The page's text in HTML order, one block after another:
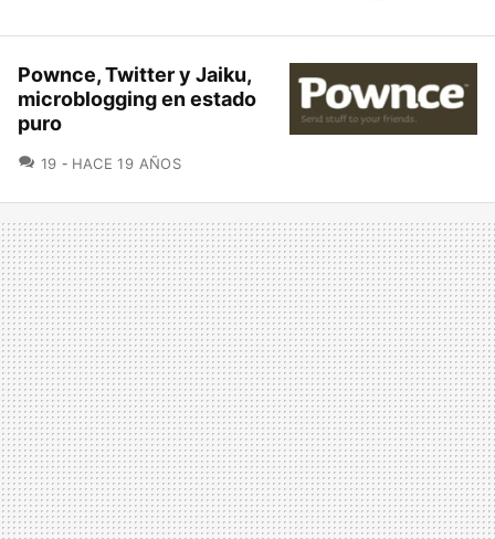
Pownce, Twitter y Jaiku,
microblogging en estado
puro
19 COMENTARIOS
HACE 19 AÑOS